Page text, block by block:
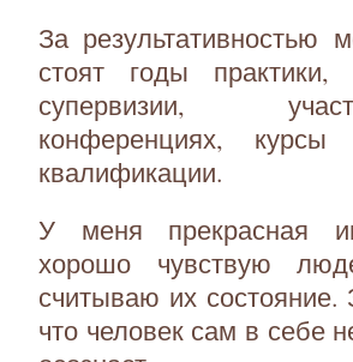
За результативностью
стоят годы практики,
супервизии,
конференциях, курсы
квалификации.
У меня прекрасная
хорошо чувствую
считываю их состояние.
что человек сам в себе